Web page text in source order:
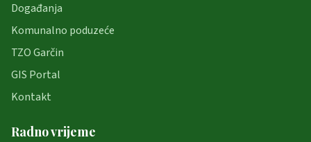
Događanja
Komunalno poduzeće
TZO Garčin
GIS Portal
Kontakt
Radno vrijeme